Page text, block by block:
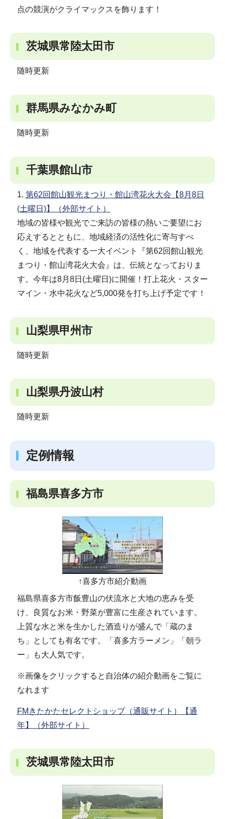
点の競演がクライマックスを飾ります！
茨城県常陸太田市
随時更新
群馬県みなかみ町
随時更新
千葉県館山市
1. 第62回館山観光まつり・館山湾花火大会【8月8日
(土曜日)】（外部サイト）
地域の皆様や観光でご来訪の皆様の熱いご要望にお
応えするとともに、地域経済の活性化に寄与すべ
く、地域を代表する一大イベント『第62回館山観光
まつり・館山湾花火大会』は、伝統となっておりま
す。今年は8月8日(土曜日)に開催！打上花火・スター
マイン・水中花火など5,000発を打ち上げ予定です！
山梨県甲州市
随時更新
山梨県丹波山村
随時更新
定例情報
福島県喜多方市
↑喜多方市紹介動画
福島県喜多方市飯豊山の伏流水と大地の恵みを受
け、良質なお米・野菜が豊富に生産されています。
上質な水と米を生かした酒造りが盛んで「蔵のま
ち」としても有名です。「喜多方ラーメン」「朝ラ
ー」も大人気です。
※画像をクリックすると自治体の紹介動画をご覧に
なれます
FMきたかたセレクトショップ（通販サイト）【通
年】（外部サイト）
茨城県常陸太田市